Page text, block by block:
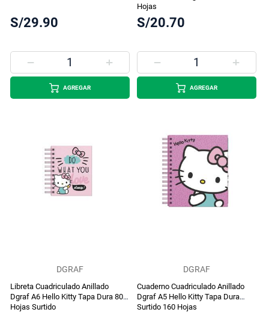
S/29.90
AGREGAR
Hojas
S/20.70
AGREGAR
DGRAF
Libreta Cuadriculado Anillado
Dgraf A6 Hello Kitty Tapa Dura 80
Hojas Surtido
DGRAF
Cuaderno Cuadriculado Anillado
Dgraf A5 Hello Kitty Tapa Dura
Surtido 160 Hojas